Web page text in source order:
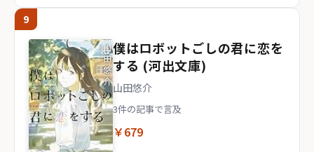
9
僕はロボットごしの君に恋を
する (河出文庫)
山田悠介
3件の記事で言及
￥679